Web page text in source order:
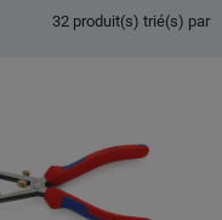
32 produit(s) trié(s) par